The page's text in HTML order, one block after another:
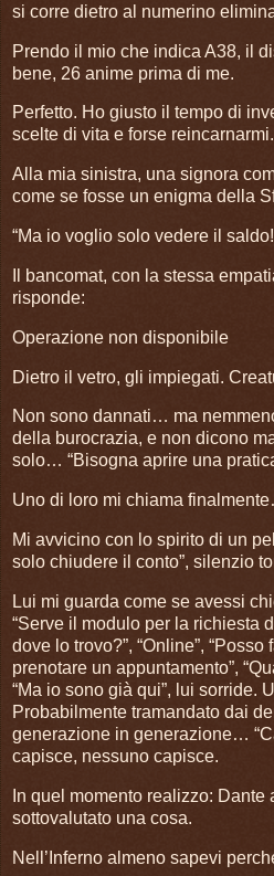
si corre dietro al numerino
Prendo il mio che indica A38, il
bene, 26 anime prima di me.
Perfetto. Ho giusto il tempo di
scelte di vita e forse reincarnarmi.
Alla mia sinistra, una signora
come se fosse un enigma della
“Ma io voglio solo vedere il
Il bancomat, con la stessa
risponde:
Operazione non disponibile
Dietro il vetro, gli impiegati.
Non sono dannati… ma
della burocrazia, e non dicono
solo… “Bisogna aprire una
Uno di loro mi chiama
Mi avvicino con lo spirito di un
solo chiudere il conto”, silenzio
Lui mi guarda come se avessi
“Serve il modulo per la richiesta
dove lo trovo?”, “Online”, “Posso
prenotare un appuntamento”,
“Ma io sono già qui”, lui sorride.
Probabilmente tramandato dai
generazione in generazione…
capisce, nessuno capisce.
In quel momento realizzo:
sottovalutato una cosa.
Nell’Inferno almeno sapevi